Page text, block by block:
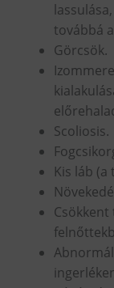
továbbá
Görcsök.
Scoliosis.
Kis láb